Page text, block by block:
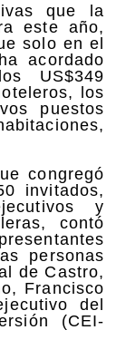
que la
este año,
solo en el
acordado
US$349
los
puestos
congregó
invitados,
y
contó
personas
de Castro,
Francisco
del
(CEI-